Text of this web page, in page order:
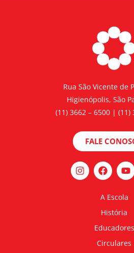
Rua São Vicente de
Higienópolis, São
(11) 3662 – 6500 | (11)
FALE
A Escola
História
Educadores
Circulares